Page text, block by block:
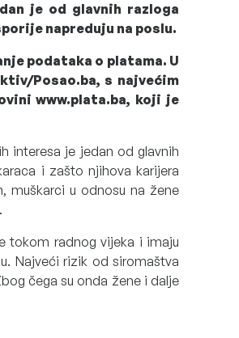
je od glavnih razloga
napreduju na poslu.
podataka o platama. U
Posao.ba, s najvećim
www.plata.ba, koji je
interesa je jedan od glavnih
i zašto njihova karijera
muškarci u odnosu na žene
tokom radnog vijeka i imaju
Najveći rizik od siromaštva
čega su onda žene i dalje